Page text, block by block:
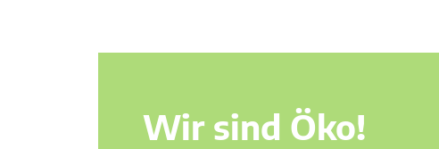
Wir sind Öko!